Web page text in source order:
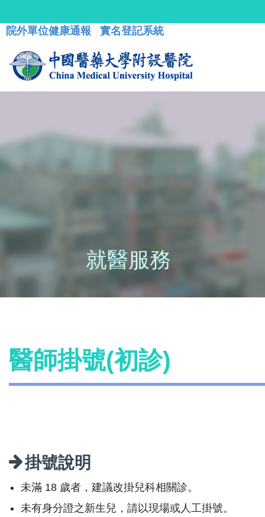
院外單位健康通報 實名登記系統
就醫服務
醫師掛號(初診)
掛號說明
未滿 18 歲者，建議改掛兒科相關診。
未有身分證之新生兒，請以現場或人工掛號。